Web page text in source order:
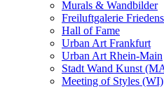
Murals & Wandbilder
Freiluftgalerie
Hall of Fame
Urban Art Frankfurt
Urban Art Rhein-Main
Stadt Wand Kunst
Meeting of Styles (WI)